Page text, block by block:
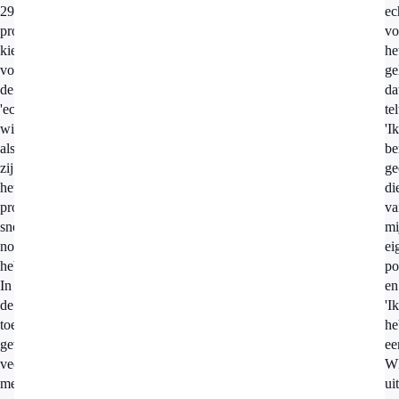
29
procent
kiest
voor
de
'echte'
winkel
als
zij
het
product
snel
nodig
hebben.
In
de
toelichting
geven
veel
mensen
'Ik
'Ik